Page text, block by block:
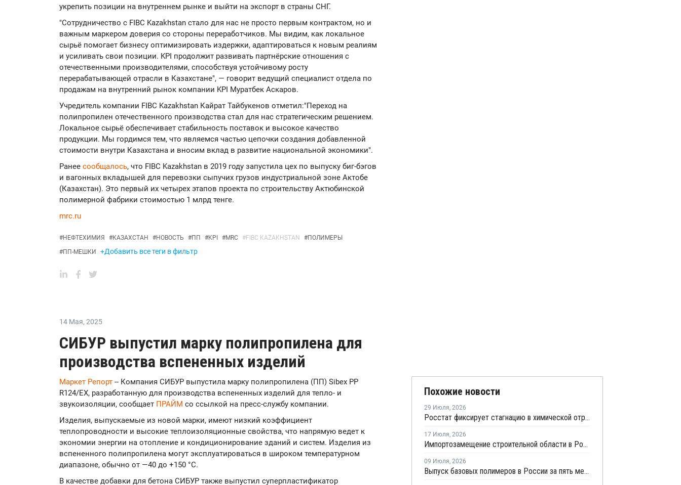
укрепить позиции на внутреннем рынке и выйти на экспорт в страны СНГ.
"Сотрудничество с FIBC Kazakhstan стало для нас не просто первым контрактом, но и
важным маркером доверия со стороны переработчиков. Мы видим, как локальное
сырьё помогает бизнесу оптимизировать издержки, адаптироваться к новым реалиям
и усиливать свои позиции. KPI продолжит развивать партнёрские отношения с
отечественными производителями, способствуя устойчивому росту
перерабатывающей отрасли в Казахстане", — говорит ведущий специалист отдела по
продажам на внутренний рынок компании KPI Муратбек Аскаров.
Учредитель компании FIBC Kazakhstan Кайрат Тайбукенов отметил:"Переход на
полипропилен отечественного производства стал для нас стратегическим решением.
Локальное сырьё обеспечивает стабильность поставок и высокое качество
продукции. Мы гордимся тем, что являемся частью цепочки создания добавленной
стоимости внутри Казахстана и вносим вклад в развитие национальной экономики".
Ранее сообщалось, что FIBC Kazakhstan в 2019 году запустила цех по выпуску биг-бэгов
и вагонных вкладышей для перевозки сыпучих грузов индустриальной зоне Актобе
(Казахстан). Это первый их четырех этапов проекта по строительству Актюбинской
полимерной фабрики стоимостью 1 млрд тенге.
mrc.ru
#НЕФТЕХИМИЯ #КАЗАХСТАН #НОВОСТЬ #ПП #KPI #MRC #FIBC KAZAKHSTAN #ПОЛИМЕРЫ
#ПП-МЕШКИ +Добавить все теги в фильтр
14 Мая, 2025
СИБУР выпустил марку полипропилена для
производства вспененных изделий
Маркет Репорт -- Компания СИБУР выпустила марку полипропилена (ПП) Sibex PP
R124/EX, разработанную для производства вспененных изделий для тепло- и
звукоизоляции, сообщает ПРАЙМ со ссылкой на пресс-службу компании.
Изделия, выпускаемые из новой марки, имеют низкий коэффициент
теплопроводности и высокие теплоизоляционные свойства, что напрямую ведет к
экономии энергии на отопление и кондиционирование зданий и систем. Изделия из
вспененного полипропилена могут эксплуатироваться в широком температурном
диапазоне, обычно от —40 до +150 °C.
В качестве добавки для бетона СИБУР также выпустил суперпластификатор
Похожие новости
29 Июля, 2026
Росстат фиксирует стагнацию в химической отрасли
17 Июля, 2026
Импортозамещение строительной области в России превышает 98%
09 Июля, 2026
Выпуск базовых полимеров в России за пять месяцев вырос на 3,8%